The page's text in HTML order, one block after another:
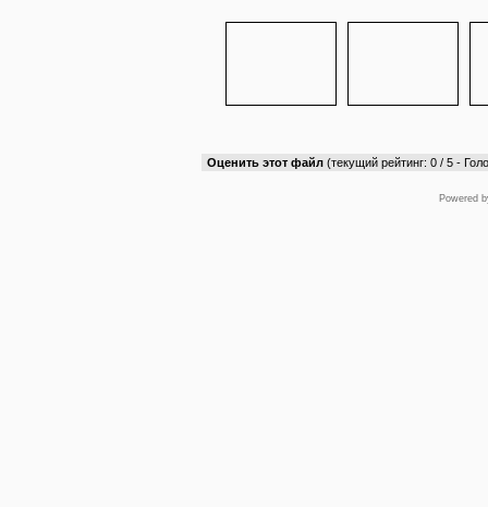
Оценить этот файл (текущий рейтинг: 0 / 5 -
Powered